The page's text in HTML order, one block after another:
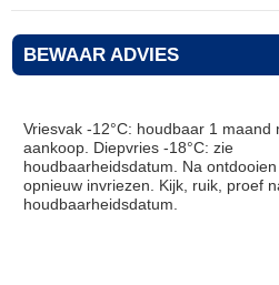
BEWAAR ADVIES
Vriesvak -12°C: houdbaar 1 maand
aankoop. Diepvries -18°C: zie
houdbaarheidsdatum. Na
opnieuw invriezen. Kijk, ruik, proef
houdbaarheidsdatum.